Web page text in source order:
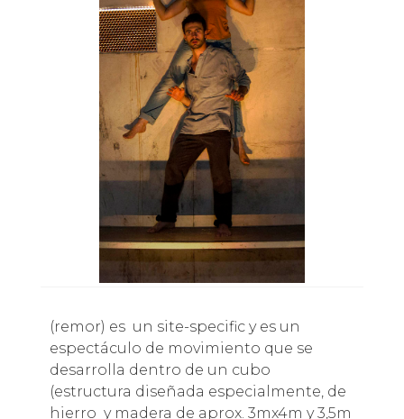
(remor) es un site-specific y es un
espectáculo de movimiento que se
desarrolla dentro de un cubo
(estructura diseñada especialmente, de
hierro y madera de aprox. 3mx4m y 3,5m